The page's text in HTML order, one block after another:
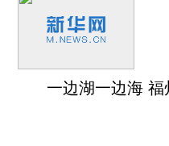
一边湖一边海